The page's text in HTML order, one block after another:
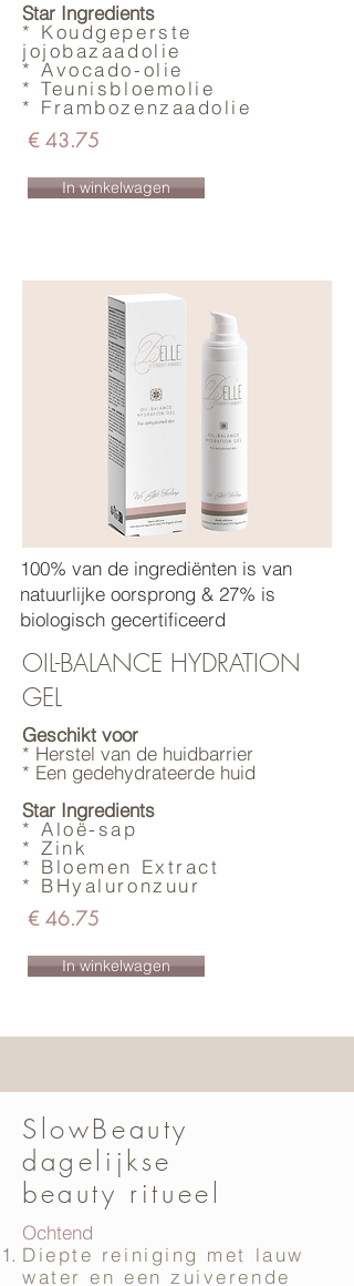
Star Ingredients
* Koudgeperste
jojobazaadolie
* Avocado-olie
* Teunisbloemolie
* Frambozenzaadolie
€ 43.75
In winkelwagen
100% van de ingrediënten is van
natuurlijke oorsprong & 27% is
biologisch gecertificeerd
OIL-BALANCE HYDRATION
GEL
Geschikt voor
* Herstel van de huidbarrier
* Een gedehydrateerde huid
Star Ingredients
* Aloë-sap
* Zink
* Bloemen Extract
* BHyaluronzuur
€ 46.75
In winkelwagen
SlowBeauty
dagelijkse
beauty ritueel
Ochtend
Diepte reiniging met lauw
water en een zuiverende